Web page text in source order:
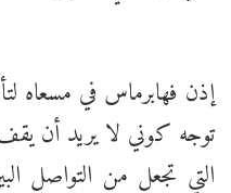
إذن فهابرماس في مسعاه
توجه كوني لا يريد أن
التي تجعل من التواصل